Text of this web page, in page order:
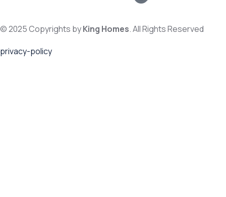
© 2025 Copyrights byKing Homes. All Rights Reserved
privacy-policy